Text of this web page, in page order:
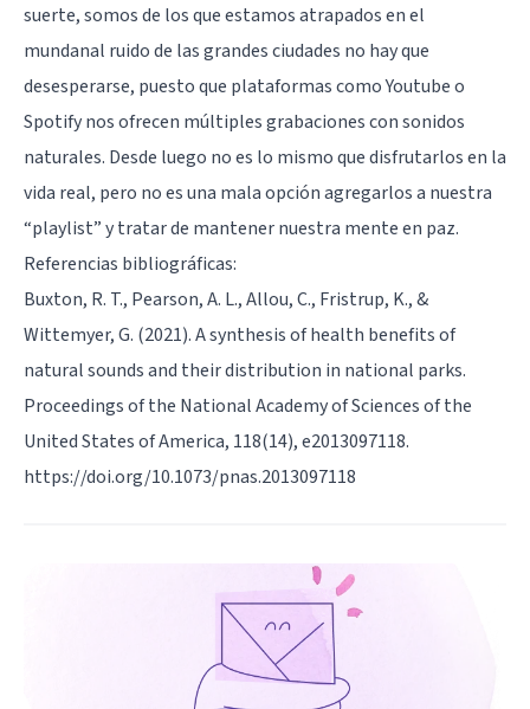
suerte, somos de los que estamos atrapados en el
mundanal ruido de las grandes ciudades no hay que
desesperarse, puesto que plataformas como Youtube o
Spotify nos ofrecen múltiples grabaciones con sonidos
naturales. Desde luego no es lo mismo que disfrutarlos en la
vida real, pero no es una mala opción agregarlos a nuestra
“playlist” y tratar de mantener nuestra mente en paz.
Referencias bibliográficas:
Buxton, R. T., Pearson, A. L., Allou, C., Fristrup, K., &
Wittemyer, G. (2021). A synthesis of health benefits of
natural sounds and their distribution in national parks.
Proceedings of the National Academy of Sciences of the
United States of America, 118(14), e2013097118.
https://doi.org/10.1073/pnas.2013097118